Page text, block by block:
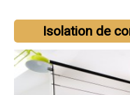
Isolation de